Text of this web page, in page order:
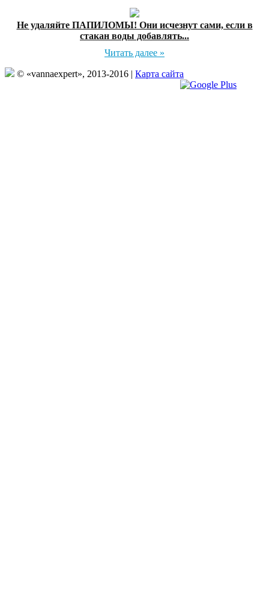
Не удаляйте ПАПИЛОМЫ! Они исчезнут сами, если в
стакан воды добавлять...
Читать далее »
© «vannaexpert», 2013-2016 | Карта сайта